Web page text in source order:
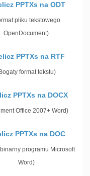
PPTXs na ODT
pliku tekstowego
OpenDocument)
PPTXs na RTF
format tekstu)
PPTXs na DOCX
Office 2007+ Word)
PPTXs na DOC
programu Microsoft
Word)